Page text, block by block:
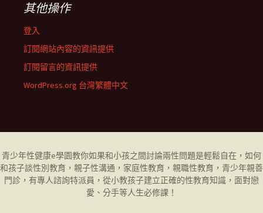
其他操作
登入
訂閱網站內容的資訊提供
訂閱留言的資訊提供
WordPress.org 台灣繁體中文
青少年性健康e學園教你如果和小孩之間討論兩性問題是輕鬆自在，如何
和孩子談性別教育， 親子性溝通 ， 家庭性教育 ， 親職性教育 ， 青少年親善
門診 ，有專人諮詢特派員，從小教孩子建立正確的性教育知識，面對戀
愛、分手等人生必修課！